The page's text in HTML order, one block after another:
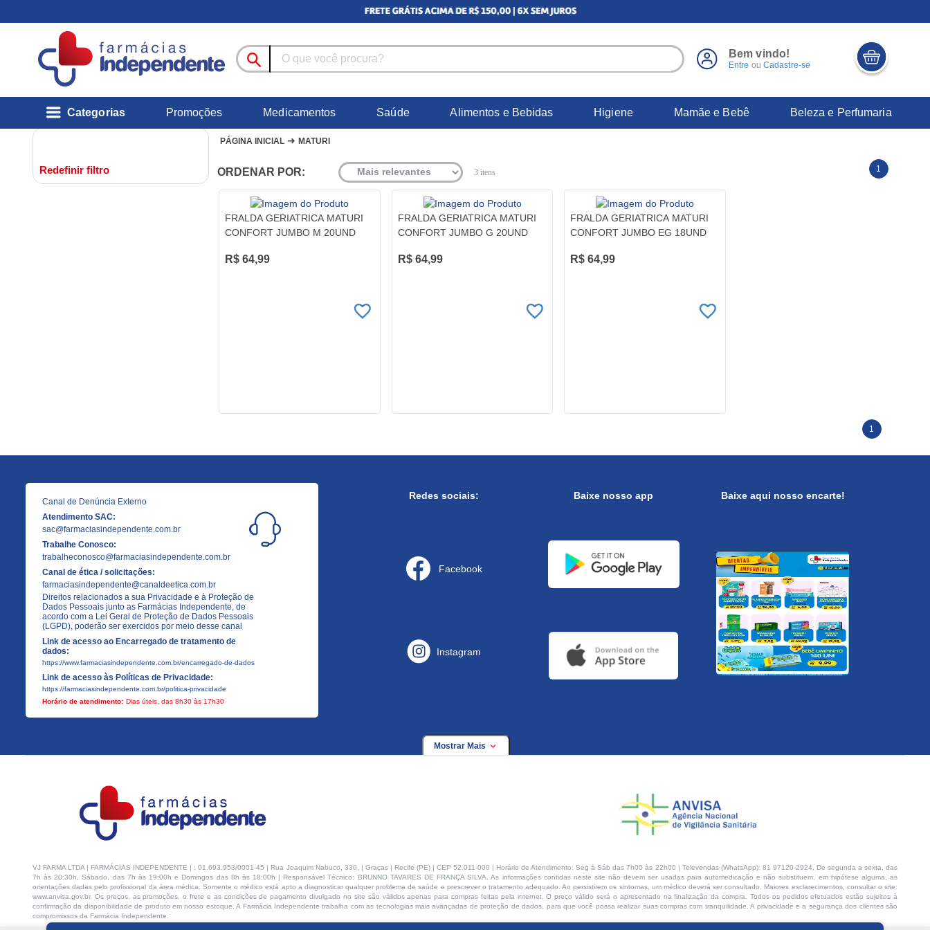
Bem vindo!
Entre ou Cadastre-se
Categorias Promoções Medicamentos Saúde Alimentos e Bebidas Higiene Mamãe e Bebê Beleza e Perfumaria
Redefinir filtro
PÁGINA INICIAL ➜ MATURI
ORDENAR POR: 3itens 1
FRALDA GERIATRICA MATURI
CONFORT JUMBO M 20UND
R$ 64,99
FRALDA GERIATRICA MATURI
CONFORT JUMBO G 20UND
R$ 64,99
FRALDA GERIATRICA MATURI
CONFORT JUMBO EG 18UND
R$ 64,99
1
Canal de Denúncia Externo
Atendimento SAC:
sac@farmaciasindependente.com.br
Trabalhe Conosco:
trabalheconosco@farmaciasindependente.com.br
Canal de ética / solicitações:
farmaciasindependente@canaldeetica.com.br
Direitos relacionados a sua Privacidade e à Proteção de
Dados Pessoais junto as Farmácias Independente, de
acordo com a Lei Geral de Proteção de Dados Pessoais
(LGPD), poderão ser exercidos por meio desse canal
Link de acesso ao Encarregado de tratamento de
dados:
https://www.farmaciasindependente.com.br/encarregado-de-dados
Link de acesso às Políticas de Privacidade:
https://farmaciasindependente.com.br/politica-privacidade
Horário de atendimento: Dias úteis, das 8h30 às 17h30
Redes sociais:
Facebook
Instagram
Baixe nosso app Baixe aqui nosso encarte!
Mostrar Mais
VJ FARMA LTDA | FARMÁCIAS INDEPENDENTE | : 01.693.953/0001-45 | Rua Joaquim Nabuco, 330, | Graças | Recife (PE) | CEP 52.011-000 | Horário de Atendimento: Seg à Sáb das 7h00 às 22h00 | Televendas (WhatsApp): 81 97120-2924, De segunda a sexta, das
7h às 20:30h, Sábado, das 7h às 19:00h e Domingos das 8h às 18:00h | Responsável Técnico: BRUNNO TAVARES DE FRANÇA SILVA. As informações contidas neste site não devem ser usadas para automedicação e não substituem, em hipótese alguma, as
orientações dadas pelo profissional da área médica. Somente o médico está apto a diagnosticar qualquer problema de saúde e prescrever o tratamento adequado. Ao persistirem os sintomas, um médico deverá ser consultado. Maiores esclarecimentos, consultar o site:
www.anvisa.gov.br. Os preços, as promoções, o frete e as condições de pagamento divulgado no site são válidos apenas para compras feitas pela internet. O preço válido será o apresentado na finalização da compra. Todos os pedidos efetuados estão sujeitos à
confirmação da disponibilidade de produto em nosso estoque. A Farmácia Independente trabalha com as tecnologias mais avançadas de proteção de dados, para que você possa realizar suas compras com tranquilidade. A privacidade e a segurança dos clientes são
compromissos da Farmácia Independente.